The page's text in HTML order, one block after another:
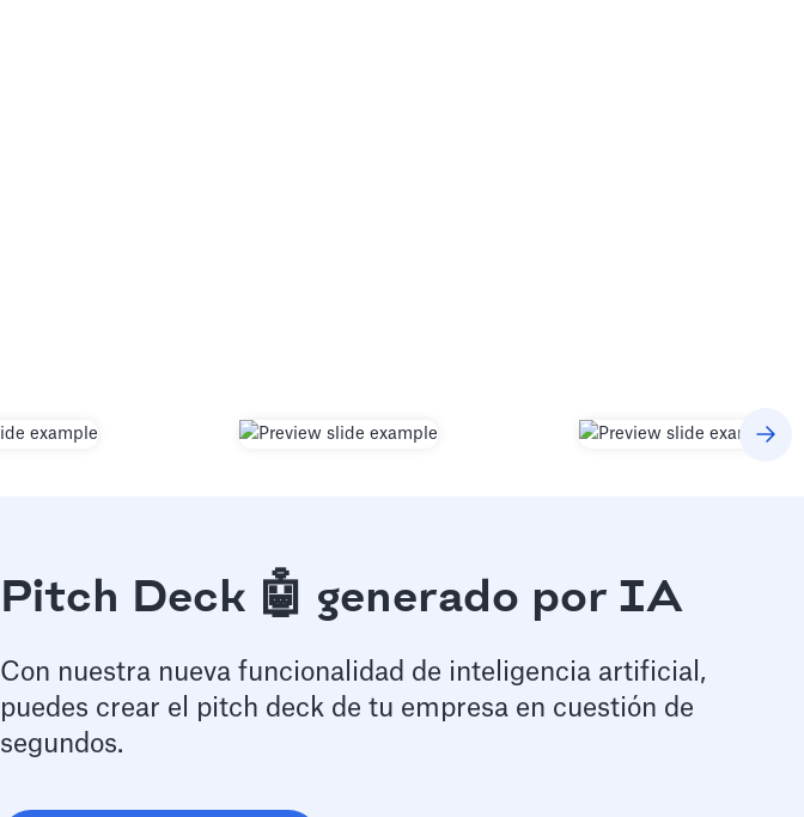
Pitch Deck 🤖 generado por IA
Con nuestra nueva funcionalidad de inteligencia artificial,
puedes crear el pitch deck de tu empresa en cuestión de
segundos.